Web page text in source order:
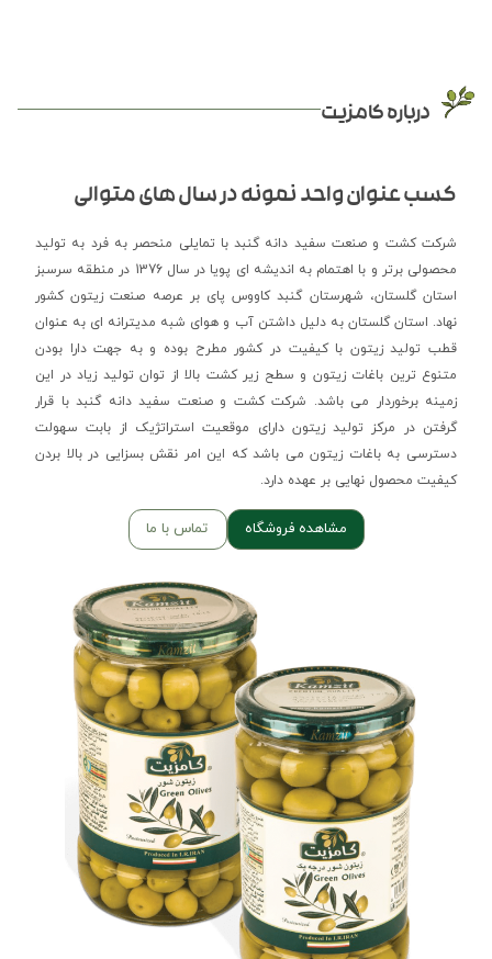
درباره کامزیت
کسب عنوان واحد نمونه در سال های متوالی
شرکت کشت و صنعت سفید دانه گنبد با تمایلی منحصر به فرد به تولید
محصولی برتر و با اهتمام به اندیشه ای پویا در سال 1376 در منطقه سرسبز
استان گلستان، شهرستان گنبد کاووس پای بر عرصه صنعت زیتون کشور
نهاد. استان گلستان به دلیل داشتن آب و هوای شبه مدیترانه ای به عنوان
قطب تولید زیتون با کیفیت در کشور مطرح بوده و به جهت دارا بودن
متنوع ترین باغات زیتون و سطح زیر کشت بالا از توان تولید زیاد در این
زمینه برخوردار می باشد. شرکت کشت و صنعت سفید دانه گنبد با قرار
گرفتن در مرکز تولید زیتون دارای موقعیت استراتژیک از بابت سهولت
دسترسی به باغات زیتون می باشد که این امر نقش بسزایی در بالا بردن
کیفیت محصول نهایی بر عهده دارد.
مشاهده فروشگاه تماس با ما